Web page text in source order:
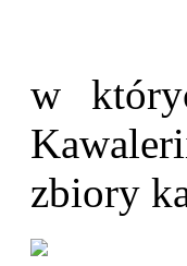
w
zbiory